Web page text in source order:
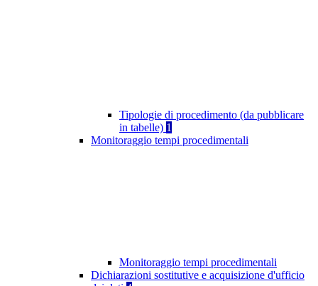
Tipologie di procedimento (da pubblicare
in tabelle) 1
Monitoraggio tempi procedimentali
Monitoraggio tempi procedimentali
Dichiarazioni sostitutive e acquisizione d'ufficio